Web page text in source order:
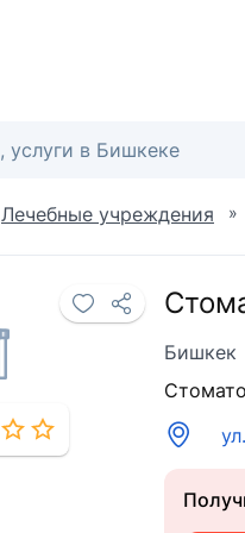
Лечебные учреждения »
Бишкек